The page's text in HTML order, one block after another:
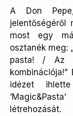
A Don
jelentőségéről
most egy
osztanék meg:
pasta! / Az
idézet
létrehozását.